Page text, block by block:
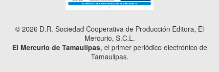
© 2026 D.R. Sociedad Cooperativa de Producción Editora, El
Mercurio, S.C.L.
El Mercurio de Tamaulipas, el primer periódico electrónico de
Tamaulipas.